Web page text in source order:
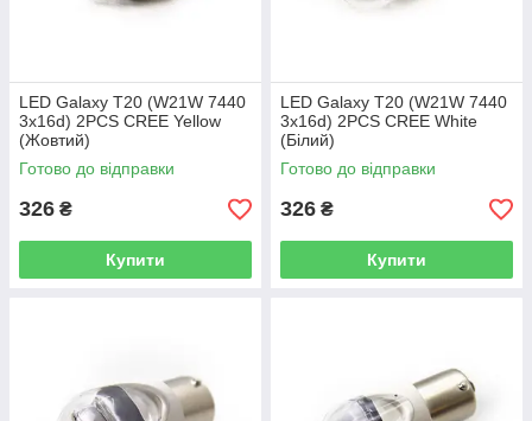
LED Galaxy T20 (W21W 7440
3x16d) 2PCS CREE Yellow
(Жовтий)
Готово до відправки
326 ₴
Купити
LED Galaxy T20 (W21W 7440
3x16d) 2PCS CREE White
(Білий)
Готово до відправки
326 ₴
Купити